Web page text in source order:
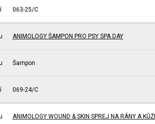
063-25/C
ANIMOLOGY ŠAMPON PRO PSY SPA DAY
Šampon
069-24/C
ANIMOLOGY WOUND & SKIN SPREJ NA RÁNY A